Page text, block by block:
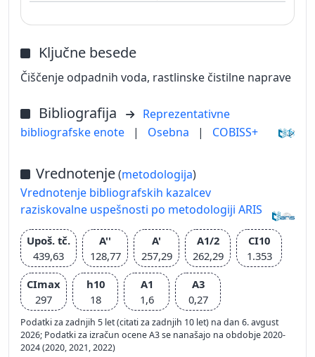
Ključne besede
Čiščenje odpadnih voda, rastlinske čistilne naprave
Bibliografija
Reprezentativne
bibliografske enote
| Osebna | COBISS+
Vrednotenje(metodologija)
Vrednotenje bibliografskih kazalcev
raziskovalne uspešnosti po metodologiji ARIS
Upoš. tč.
439,63
A''
128,77
A'
257,29
A1/2
262,29
CI10
1.353
CImax
297
h10
18
A1
1,6
A3
0,27
Podatki za zadnjih 5 let (citati za zadnjih 10 let) na dan 6. avgust
2026; Podatki za izračun ocene A3 se nanašajo na obdobje 2020-
2024 (2020, 2021, 2022)